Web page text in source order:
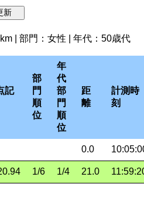
| 部門：女性 | 年代：50歳代
記
部
門
順
位
年
代
部
門
順
位
距
離
計測時
刻
0.0
1/6 1/4 21.0